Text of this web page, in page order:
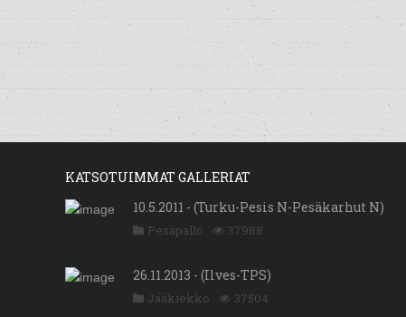
KATSOTUIMMAT GALLERIAT
10.5.2011 - (Turku-Pesis N-Pesäkarhut N)
Pesäpallo 37988
26.11.2013 - (Ilves-TPS)
Jääkiekko 37504